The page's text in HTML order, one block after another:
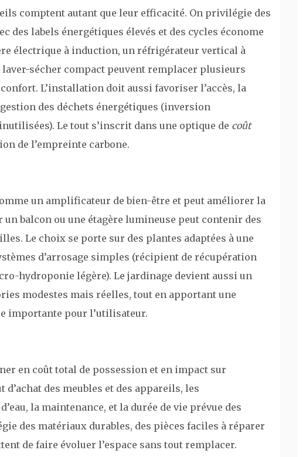
comptent autant que leur efficacité. On privilégie des
des labels énergétiques élevés et des cycles économe
électrique à induction, un réfrigérateur vertical à
sécher compact peuvent remplacer plusieurs
L’installation doit aussi favoriser l’accès, la
des déchets énergétiques (inversion
Le tout s’inscrit dans une optique de coût
de l’empreinte carbone.
un amplificateur de bien-être et peut améliorer la
balcon ou une étagère lumineuse peut contenir des
Le choix se porte sur des plantes adaptées à une
d’arrosage simples (récipient de récupération
hydroponie légère). Le jardinage devient aussi un
modestes mais réelles, tout en apportant une
importante pour l’utilisateur.
en coût total de possession et en impact sur
des meubles et des appareils, les
la maintenance, et la durée de vie prévue des
des matériaux durables, des pièces faciles à réparer
de faire évoluer l’espace sans tout remplacer.